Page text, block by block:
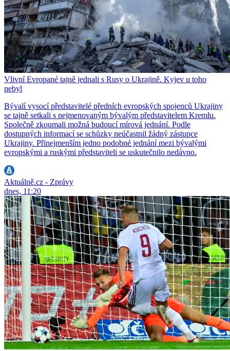
Vlivní Evropané tajně jednali s Rusy o Ukrajině. Kyjev u toho
nebyl
Bývalí vysocí představitelé předních evropských spojenců Ukrajiny
se tajně setkali s nejmenovaným bývalým představitelem Kremlu.
Společně zkoumali možná budoucí mírová jednání. Podle
dostupných informací se schůzky neúčastnil žádný zástupce
Ukrajiny. Přinejmenším jedno podobné jednání mezi bývalými
evropskými a ruskými představiteli se uskutečnilo nedávno.
Aktuálně.cz - Zprávy
dnes, 11:20